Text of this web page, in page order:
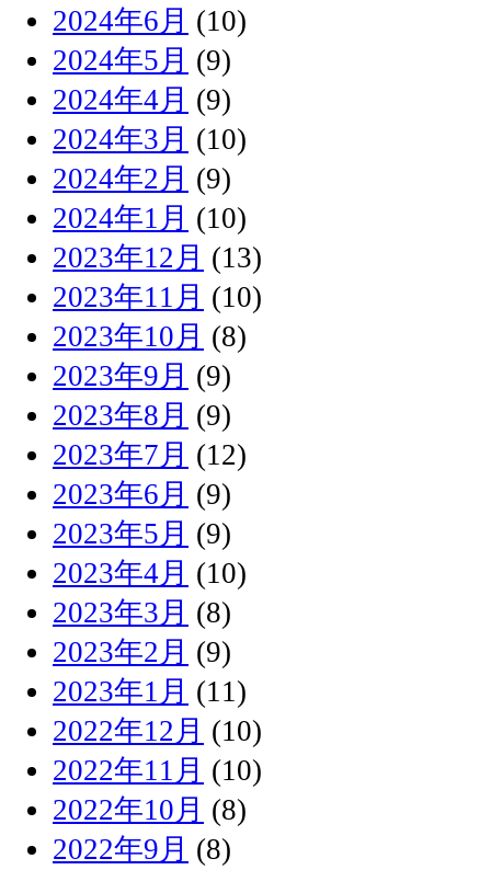
2024年6月 (10)
2024年5月 (9)
2024年4月 (9)
2024年3月 (10)
2024年2月 (9)
2024年1月 (10)
2023年12月 (13)
2023年11月 (10)
2023年10月 (8)
2023年9月 (9)
2023年8月 (9)
2023年7月 (12)
2023年6月 (9)
2023年5月 (9)
2023年4月 (10)
2023年3月 (8)
2023年2月 (9)
2023年1月 (11)
2022年12月 (10)
2022年11月 (10)
2022年10月 (8)
2022年9月 (8)